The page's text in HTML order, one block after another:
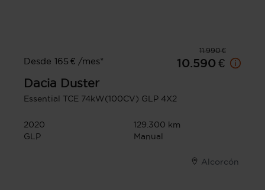
11.990 €
Desde 165 € /mes*
10.590 €
Dacia Duster
Essential TCE 74kW(100CV) GLP 4X2
2020
129.300 km
GLP
Manual
Alcorcón